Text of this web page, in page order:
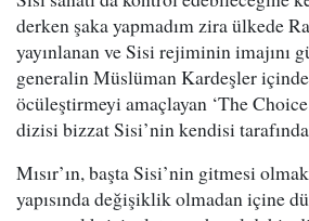
derken şaka yapmadım zira ülkede
yayınlanan ve Sisi rejiminin imajını
generalin Müslüman Kardeşler
öcüleştirmeyi amaçlayan ‘The
dizisi bizzat Sisi’nin kendisi
Mısır’ın, başta Sisi’nin gitmesi
yapısında değişiklik olmadan içine